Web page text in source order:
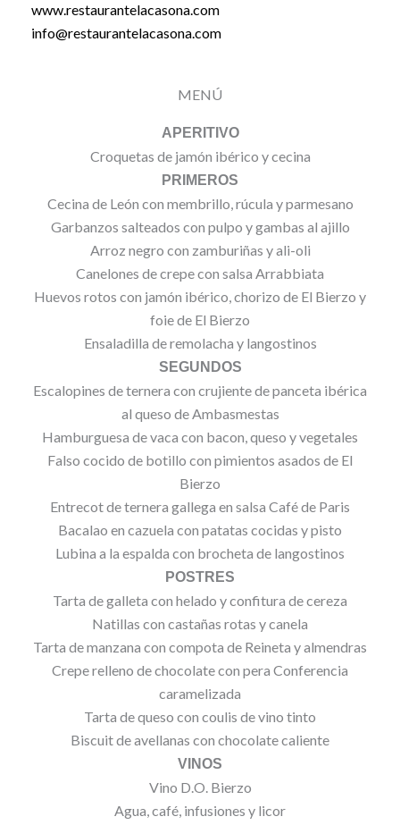
www.restaurantelacasona.com
info@restaurantelacasona.com
MENÚ
APERITIVO
Croquetas de jamón ibérico y cecina
PRIMEROS
Cecina de León con membrillo, rúcula y parmesano
Garbanzos salteados con pulpo y gambas al ajillo
Arroz negro con zamburiñas y ali-oli
Canelones de crepe con salsa Arrabbiata
Huevos rotos con jamón ibérico, chorizo de El Bierzo y
foie de El Bierzo
Ensaladilla de remolacha y langostinos
SEGUNDOS
Escalopines de ternera con crujiente de panceta ibérica
al queso de Ambasmestas
Hamburguesa de vaca con bacon, queso y vegetales
Falso cocido de botillo con pimientos asados de El
Bierzo
Entrecot de ternera gallega en salsa Café de Paris
Bacalao en cazuela con patatas cocidas y pisto
Lubina a la espalda con brocheta de langostinos
POSTRES
Tarta de galleta con helado y confitura de cereza
Natillas con castañas rotas y canela
Tarta de manzana con compota de Reineta y almendras
Crepe relleno de chocolate con pera Conferencia
caramelizada
Tarta de queso con coulis de vino tinto
Biscuit de avellanas con chocolate caliente
VINOS
Vino D.O. Bierzo
Agua, café, infusiones y licor